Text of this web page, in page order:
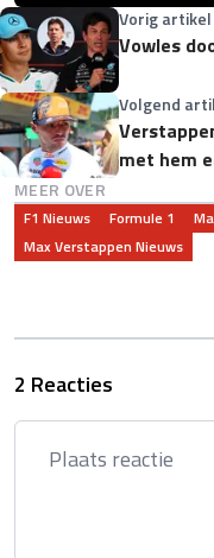
Vorig artikel
Vowles
Volgend
met hem
MEER OVER
F1 Nieuws Formule 1
Max Verstappen Nieuws
2 Reacties